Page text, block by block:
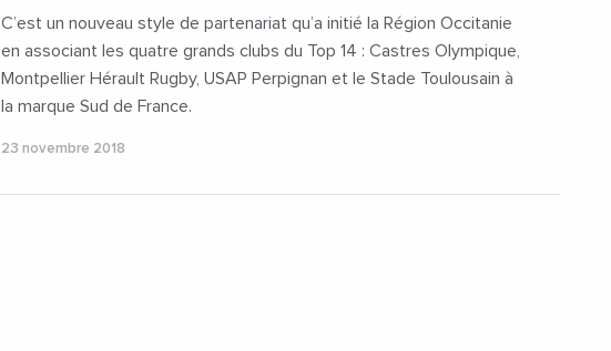
C’est un nouveau style de partenariat qu’a initié la Région Occitanie
en associant les quatre grands clubs du Top 14 : Castres Olympique,
Montpellier Hérault Rugby, USAP Perpignan et le Stade Toulousain à
la marque Sud de France.
23 novembre 2018